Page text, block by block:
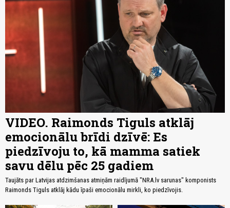
VIDEO. Raimonds Tiguls atklāj
emocionālu brīdi dzīvē: Es
piedzīvoju to, kā mamma satiek
savu dēlu pēc 25 gadiem
Taujāts par Latvijas atdzimšanas atmiņām raidījumā "NRA.lv sarunas" komponists
Raimonds Tiguls atklāj kādu īpaši emocionālu mirkli, ko piedzīvojis.